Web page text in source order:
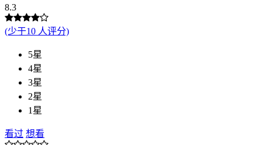
8.3
(少于10 人评分)
5星
4星
3星
2星
1星
看过 想看